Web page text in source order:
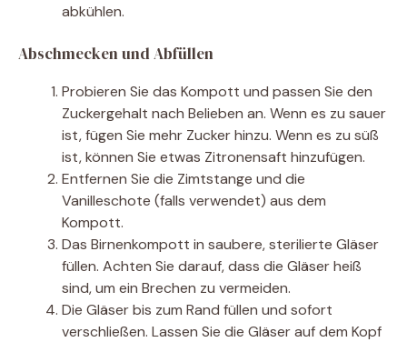
abkühlen.
Abschmecken und Abfüllen
Probieren Sie das Kompott und passen Sie den
Zuckergehalt nach Belieben an. Wenn es zu sauer
ist, fügen Sie mehr Zucker hinzu. Wenn es zu süß
ist, können Sie etwas Zitronensaft hinzufügen.
Entfernen Sie die Zimtstange und die
Vanilleschote (falls verwendet) aus dem
Kompott.
Das Birnenkompott in saubere, sterilierte Gläser
füllen. Achten Sie darauf, dass die Gläser heiß
sind, um ein Brechen zu vermeiden.
Die Gläser bis zum Rand füllen und sofort
verschließen. Lassen Sie die Gläser auf dem Kopf